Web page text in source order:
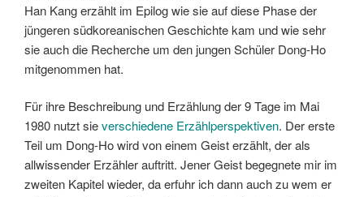
Han Kang erzählt im Epilog wie sie auf diese Phase der
jüngeren südkoreanischen Geschichte kam und wie sehr
sie auch die Recherche um den jungen Schüler Dong-Ho
mitgenommen hat.
Für ihre Beschreibung und Erzählung der 9 Tage im Mai
1980 nutzt sieverschiedene Erzählperspektiven. Der erste
Teil um Dong-Ho wird von einem Geist erzählt, der als
allwissender Erzähler auftritt. Jener Geist begegnete mir im
zweiten Kapitel wieder, da erfuhr ich dann auch zu wem er